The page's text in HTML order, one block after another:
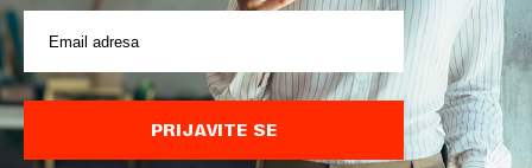
troškove, piše britanski list Gardijan.Indeks cena
prehrambenih proiz...
PRIJAVITE SE